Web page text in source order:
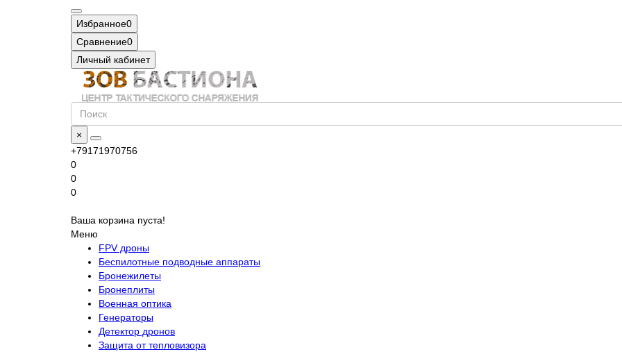
Избранное0
Сравнение0
Личный кабинет
×
+79171970756
0
0
0
Ваша корзина пуста!
Меню
FPV дроны
Беспилотные подводные аппараты
Бронежилеты
Бронеплиты
Военная оптика
Генераторы
Детектор дронов
Защита от тепловизора